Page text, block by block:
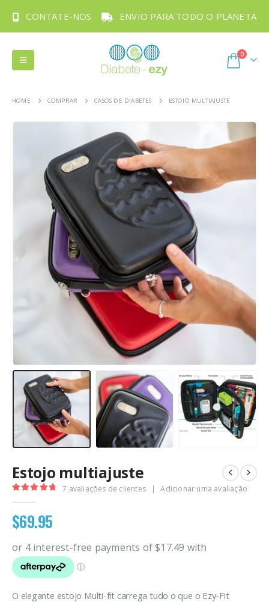
CONTATE-NOS ENVIO PARA TODO O PLANETA
0
HOME COMPRAR CASOS DE DIABETES ESTOJO MULTIAJUSTE
Estojo multiajuste
7 avaliações de clientes | Adicionar uma avaliação
$69.95
O elegante estojo Multi-fit carrega tudo o que o Ezy-Fit